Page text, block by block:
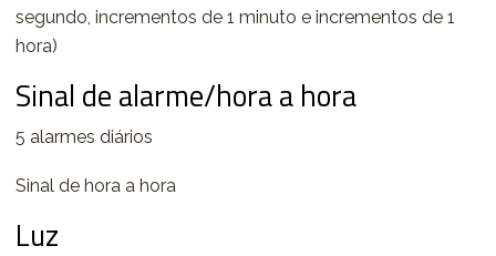
segundo, incrementos de 1 minuto e incrementos de 1
hora)
Sinal de alarme/hora a hora
5 alarmes diários
Sinal de hora a hora
Luz